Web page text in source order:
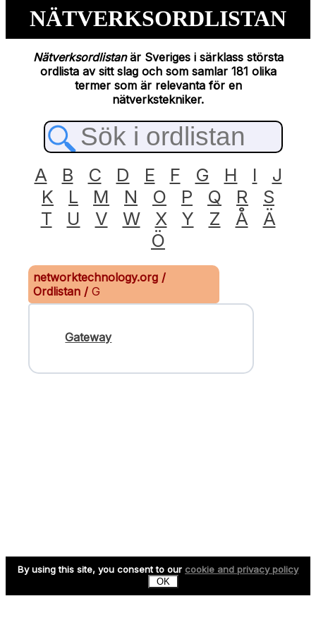
NÄTVERKSORDLISTAN
Nätverksordlistanär Sveriges i särklass största
ordlista av sitt slag och som samlar 181 olika
termer som är relevanta för en
nätverkstekniker.
A B C D E F G H I
J
K
L M N O P Q R
S
T
U V W X Y Z Å
Ä
Ö
networktechnology.org /
Ordlistan /G
Gateway
By using this site, you consent to our cookie and privacy policy